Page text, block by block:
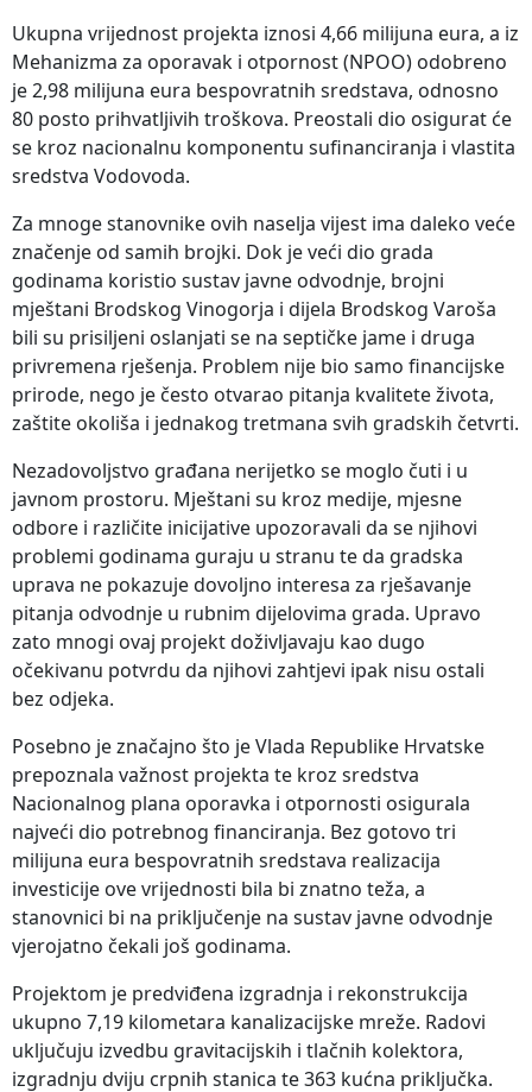
Ukupna vrijednost projekta iznosi 4,66 milijuna eura, a iz
Mehanizma za oporavak i otpornost (NPOO) odobreno
je 2,98 milijuna eura bespovratnih sredstava, odnosno
80 posto prihvatljivih troškova. Preostali dio osigurat će
se kroz nacionalnu komponentu sufinanciranja i vlastita
sredstva Vodovoda.
Za mnoge stanovnike ovih naselja vijest ima daleko veće
značenje od samih brojki. Dok je veći dio grada
godinama koristio sustav javne odvodnje, brojni
mještani Brodskog Vinogorja i dijela Brodskog Varoša
bili su prisiljeni oslanjati se na septičke jame i druga
privremena rješenja. Problem nije bio samo financijske
prirode, nego je često otvarao pitanja kvalitete života,
zaštite okoliša i jednakog tretmana svih gradskih četvrti.
Nezadovoljstvo građana nerijetko se moglo čuti i u
javnom prostoru. Mještani su kroz medije, mjesne
odbore i različite inicijative upozoravali da se njihovi
problemi godinama guraju u stranu te da gradska
uprava ne pokazuje dovoljno interesa za rješavanje
pitanja odvodnje u rubnim dijelovima grada. Upravo
zato mnogi ovaj projekt doživljavaju kao dugo
očekivanu potvrdu da njihovi zahtjevi ipak nisu ostali
bez odjeka.
Posebno je značajno što je Vlada Republike Hrvatske
prepoznala važnost projekta te kroz sredstva
Nacionalnog plana oporavka i otpornosti osigurala
najveći dio potrebnog financiranja. Bez gotovo tri
milijuna eura bespovratnih sredstava realizacija
investicije ove vrijednosti bila bi znatno teža, a
stanovnici bi na priključenje na sustav javne odvodnje
vjerojatno čekali još godinama.
Projektom je predviđena izgradnja i rekonstrukcija
ukupno 7,19 kilometara kanalizacijske mreže. Radovi
uključuju izvedbu gravitacijskih i tlačnih kolektora,
izgradnju dviju crpnih stanica te 363 kućna priključka.